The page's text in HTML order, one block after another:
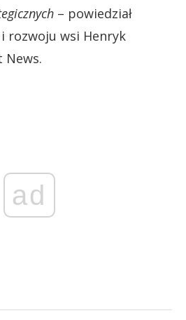
– powiedział
rozwoju wsi Henryk
News.
ad